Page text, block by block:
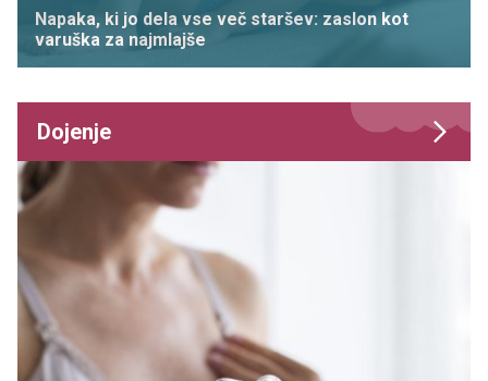
Napaka, ki jo dela vse več staršev: zaslon kot
varuška za najmlajše
Dojenje